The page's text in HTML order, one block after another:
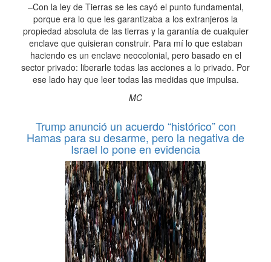
–Con la ley de Tierras se les cayó el punto fundamental,
porque era lo que les garantizaba a los extranjeros la
propiedad absoluta de las tierras y la garantía de cualquier
enclave que quisieran construir. Para mí lo que estaban
haciendo es un enclave neocolonial, pero basado en el
sector privado: liberarle todas las acciones a lo privado. Por
ese lado hay que leer todas las medidas que impulsa.
MC
Trump anunció un acuerdo “histórico” con
Hamas para su desarme, pero la negativa de
Israel lo pone en evidencia